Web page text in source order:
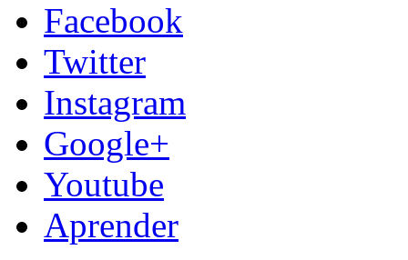
Facebook
Twitter
Instagram
Google+
Youtube
Aprender